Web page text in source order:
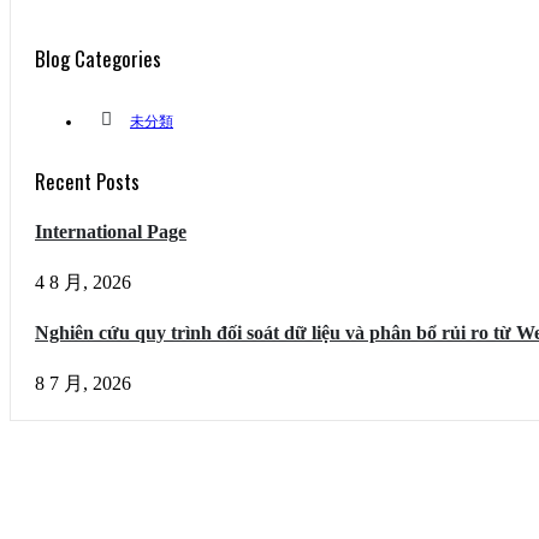
Blog Categories
未分類
Recent Posts
International Page
4 8 月, 2026
Nghiên cứu quy trình đối soát dữ liệu và phân bổ rủi ro từ
8 7 月, 2026